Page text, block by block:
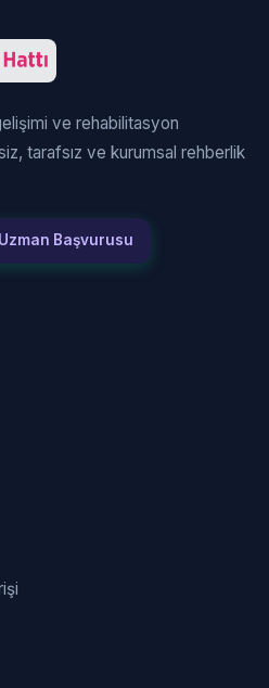
ve rehabilitasyon
tarafsız ve kurumsal rehberlik
Uzman Başvurusu